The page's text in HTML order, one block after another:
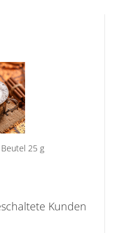
25 g
Kunden